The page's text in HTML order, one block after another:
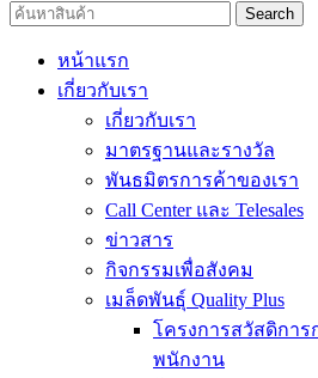
Search
หน้าแรก
เกี่ยวกับเรา
เกี่ยวกับเรา
มาตรฐานและรางวัล
พันธมิตรการค้าของเรา
Call Center และ Telesales
ข่าวสาร
กิจกรรมเพื่อสังคม
เมล็ดพันธุ์ Quality Plus
โครงการสวัสดิกา
พนักงาน